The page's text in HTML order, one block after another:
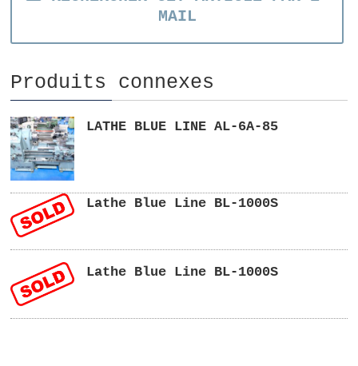
MAIL
Produits connexes
LATHE BLUE LINE AL-6A-85
Lathe Blue Line BL-1000S
Lathe Blue Line BL-1000S